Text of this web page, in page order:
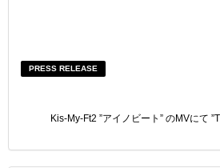
PRESS RELEASE
Kis-My-Ft2 ”アイノビート” のMVにて